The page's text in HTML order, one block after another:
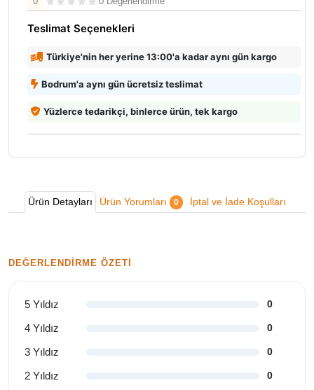
Teslimat Seçenekleri
Türkiye'nin her yerine 13:00'a kadar aynı gün kargo
Bodrum'a aynı gün ücretsiz teslimat
Yüzlerce tedarikçi, binlerce ürün, tek kargo
Ürün Detayları Ürün Yorumları 0 İptal ve İade Koşulları
DEĞERLENDIRME ÖZETI
5 Yıldız 0
4 Yıldız 0
3 Yıldız 0
2 Yıldız 0